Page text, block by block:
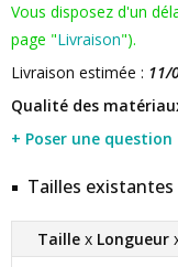
Vous disposez d'un
page "Livraison").
Livraison estimée : 11/
Qualité des
+ Poser une question
Tailles
Taillex Longueur